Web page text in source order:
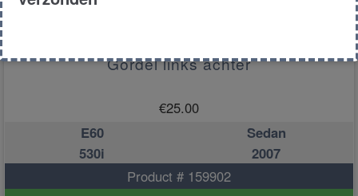
Gordel links achter
€25.00
E60
Sedan
530i
2007
Product # 159902